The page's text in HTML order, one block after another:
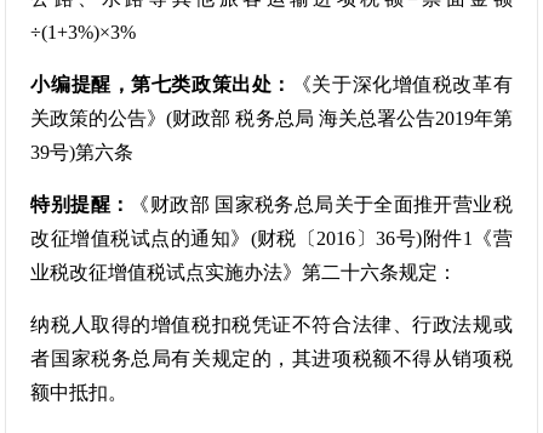
÷(1+3%)×3%
小编提醒，第七类政策出处：
《关于深化增值税改革有
关政策的公告》(财政部 税务总局 海关总署公告2019年第
39号)第六条
特别提醒：
《财政部 国家税务总局关于全面推开营业税
改征增值税试点的通知》(财税〔2016〕36号)附件1《营
业税改征增值税试点实施办法》第二十六条规定：
纳税人取得的增值税扣税凭证不符合法律、行政法规或
者国家税务总局有关规定的，其进项税额不得从销项税
额中抵扣。